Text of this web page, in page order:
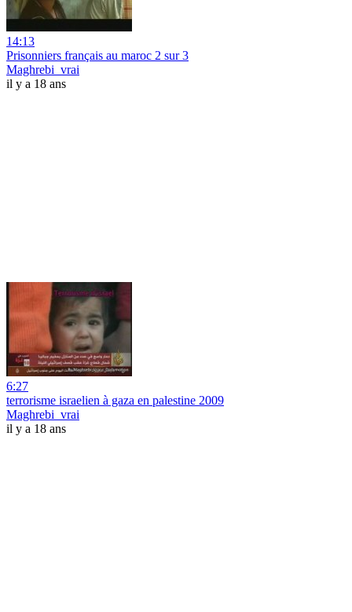
14:13
Prisonniers français au maroc 2 sur 3
Maghrebi_vrai
il y a 18 ans
6:27
terrorisme israelien à gaza en palestine 2009
Maghrebi_vrai
il y a 18 ans